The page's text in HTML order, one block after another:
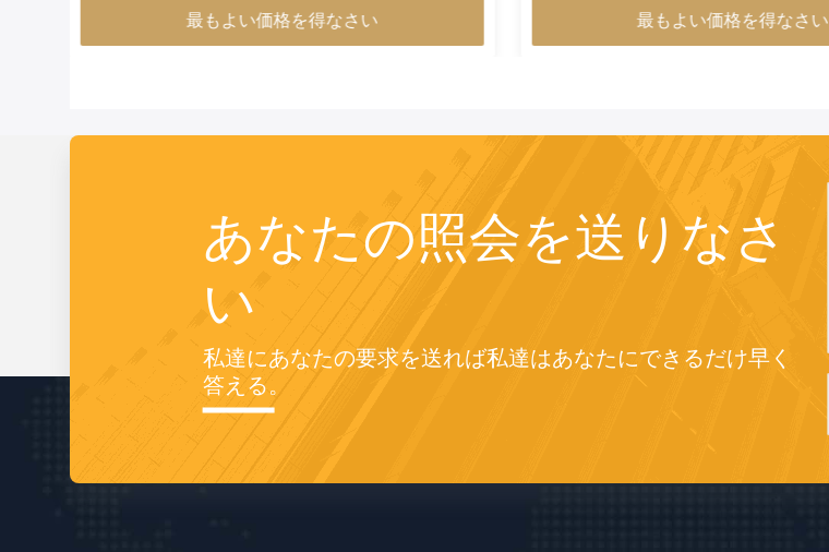
最もよい価格を得なさい 最もよい価格を得なさい
あなたの照会を送りなさ
い
私達にあなたの要求を送れば私達はあなたにできるだけ早く
答える。